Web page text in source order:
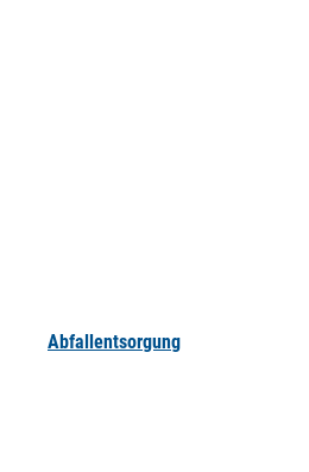
Abfallentsorgung